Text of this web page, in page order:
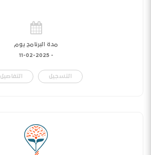
مدة البرنامج يوم
-
11-02-2025
التسجيل التفاصيل